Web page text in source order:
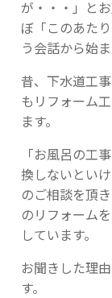
が・・・」と
ぼ「このあた
う会話から始ま
昔、下水道工
もリフォーム
ます。
「お風呂の工
換しないとい
のご相談を頂
のリフォーム
しています。
お聞きした理
す。